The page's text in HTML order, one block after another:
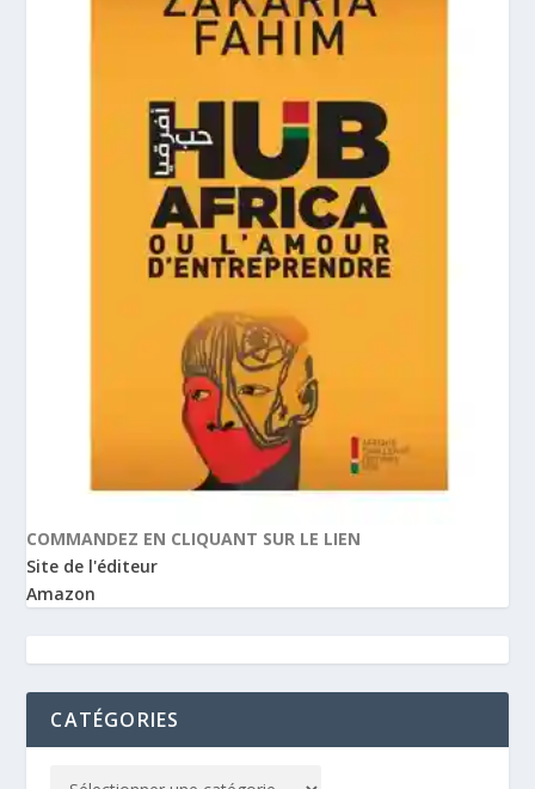
COMMANDEZ EN CLIQUANT SUR LE LIEN
Site de l'éditeur
Amazon
CATÉGORIES